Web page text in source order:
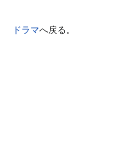
ドラマへ戻る。